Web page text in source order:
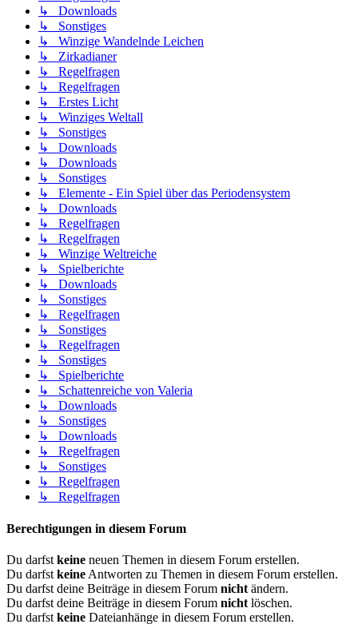
↳ Downloads
↳ Sonstiges
↳ Winzige Wandelnde Leichen
↳ Zirkadianer
↳ Regelfragen
↳ Regelfragen
↳ Erstes Licht
↳ Winziges Weltall
↳ Sonstiges
↳ Downloads
↳ Downloads
↳ Sonstiges
↳ Elemente - Ein Spiel über das Periodensystem
↳ Downloads
↳ Regelfragen
↳ Regelfragen
↳ Winzige Weltreiche
↳ Spielberichte
↳ Downloads
↳ Sonstiges
↳ Regelfragen
↳ Sonstiges
↳ Regelfragen
↳ Sonstiges
↳ Spielberichte
↳ Schattenreiche von Valeria
↳ Downloads
↳ Sonstiges
↳ Downloads
↳ Regelfragen
↳ Sonstiges
↳ Regelfragen
↳ Regelfragen
Berechtigungen in diesem Forum
Du darfst keine neuen Themen in diesem Forum erstellen.
Du darfst keine Antworten zu Themen in diesem Forum erstellen.
Du darfst deine Beiträge in diesem Forum nicht ändern.
Du darfst deine Beiträge in diesem Forum nicht löschen.
Du darfst keine Dateianhänge in diesem Forum erstellen.